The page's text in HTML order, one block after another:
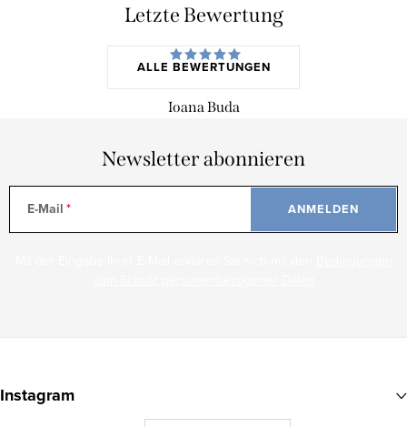
Letzte Bewertung
ALLE BEWERTUNGEN
Ioana Buda
Newsletter abonnieren
E-Mail ANMELDEN
uInstagram